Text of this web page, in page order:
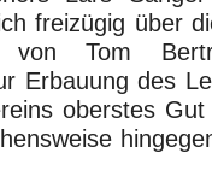
freizügig über
von Tom
Erbauung des
oberstes